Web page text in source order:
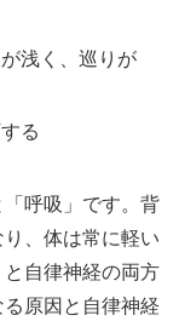
浅く、巡りが
る
呼吸」です。背
、体は常に軽い
自律神経の両方
原因と自律神経